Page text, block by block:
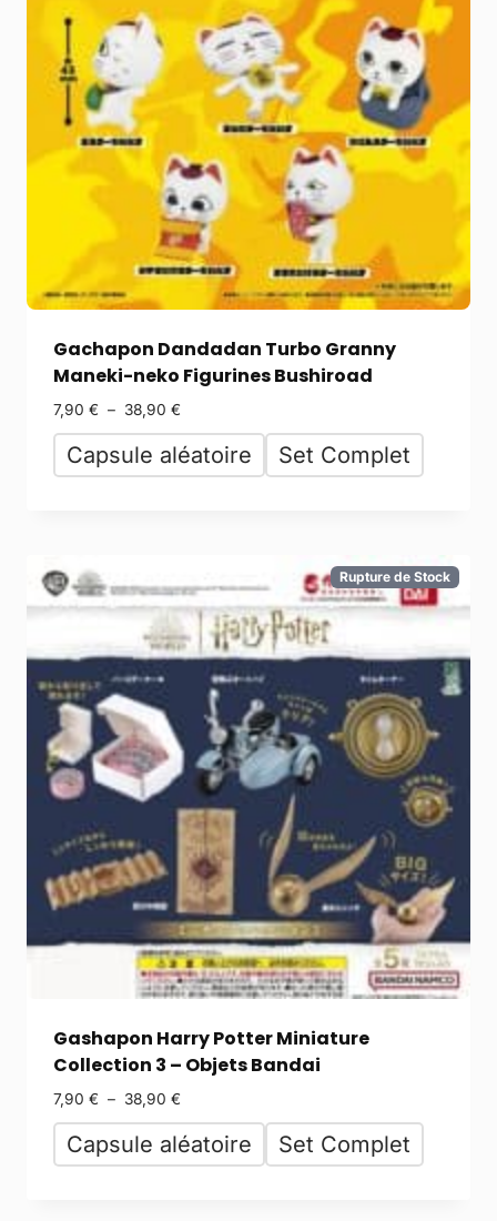
Gachapon Dandadan Turbo Granny
Maneki-neko Figurines Bushiroad
7,90 € – 38,90 €
Capsule aléatoire Set Complet
Rupture de Stock
Gashapon Harry Potter Miniature
Collection 3 – Objets Bandai
7,90 € – 38,90 €
Capsule aléatoire Set Complet